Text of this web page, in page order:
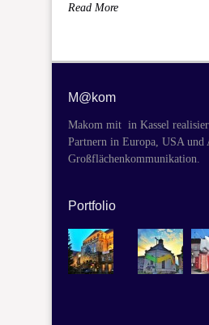
Read More
M@kom
Makom mit in Kassel
Partnern in Europa, USA und
Großflächenkommunikation.
Portfolio